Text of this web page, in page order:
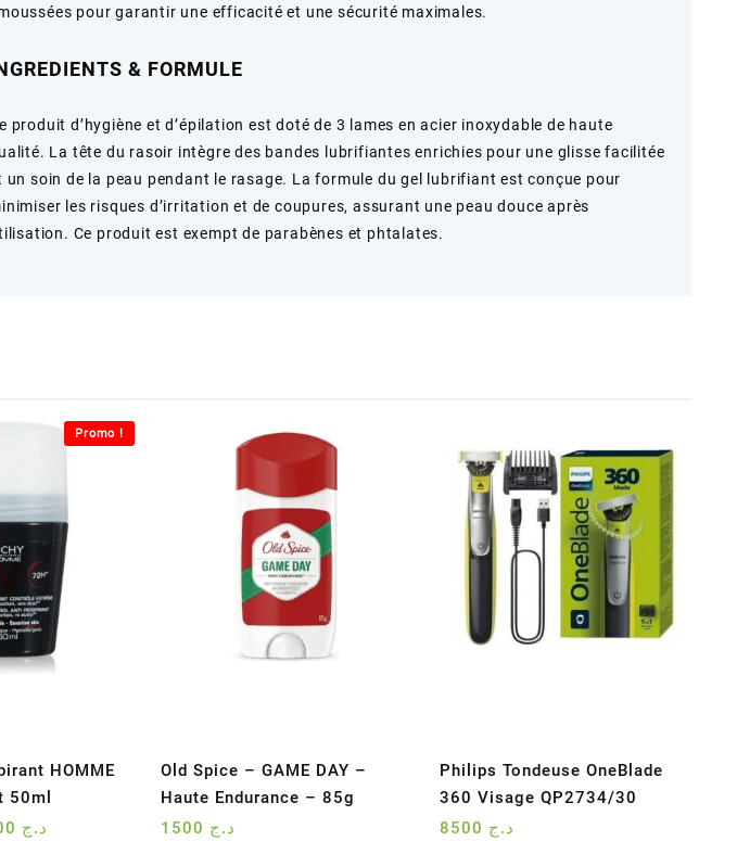
pour garantir une efficacité et une sécurité maximales.
& FORMULE
produit d’hygiène et d’épilation est doté de 3 lames en acier inoxydable de haute
La tête du rasoir intègre des bandes lubrifiantes enrichies pour une glisse facilitée
un soin de la peau pendant le rasage. La formule du gel lubrifiant est conçue pour
les risques d’irritation et de coupures, assurant une peau douce après
Ce produit est exempt de parabènes et phtalates.
Promo !
HOMME
50ml
د.ج
Old Spice – GAME DAY –
Haute Endurance – 85g
د.ج
Philips Tondeuse OneBlade
360 Visage QP2734/30
د.ج